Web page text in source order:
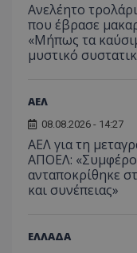
Ανελέητο
που έβρασε
«Μήπως τα
μυστικό
ΑΕΛ
08.08.2026 - 14:27
ΑΕΛ για τη
ΑΠΟΕΛ:
ανταποκρίθηκε
και συνέπειας»
ΕΛΛΑΔΑ